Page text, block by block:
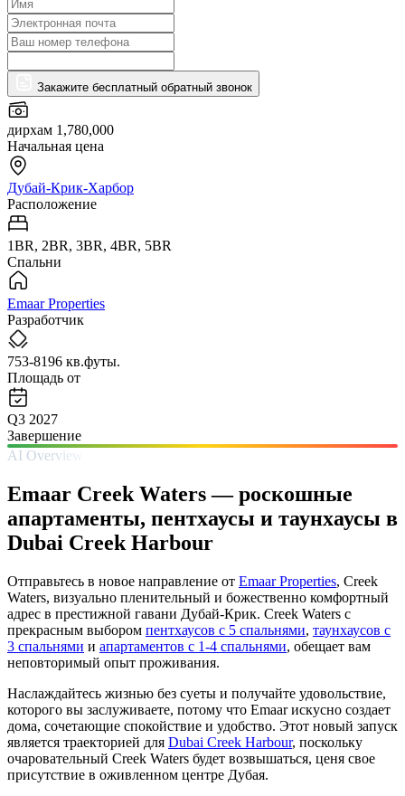
Закажите бесплатный обратный звонок
дирхам 1,780,000
Начальная цена
Дубай-Крик-Харбор
Расположение
1BR, 2BR, 3BR, 4BR, 5BR
Спальни
Emaar Properties
Разработчик
753-8196 кв.футы.
Площадь от
Q3 2027
Завершение
AI Overview
Emaar Creek Waters — роскошные
апартаменты, пентхаусы и таунхаусы в
Dubai Creek Harbour
Отправьтесь в новое направление от Emaar Properties, Creek
Waters, визуально пленительный и божественно комфортный
адрес в престижной гавани Дубай-Крик. Creek Waters с
прекрасным выбором пентхаусов с 5 спальнями, таунхаусов с
3 спальнями и апартаментов с 1-4 спальнями, обещает вам
неповторимый опыт проживания.
Наслаждайтесь жизнью без суеты и получайте удовольствие,
которого вы заслуживаете, потому что Emaar искусно создает
дома, сочетающие спокойствие и удобство. Этот новый запуск
является траекторией для Dubai Creek Harbour, поскольку
очаровательный Creek Waters будет возвышаться, ценя свое
присутствие в оживленном центре Дубая.